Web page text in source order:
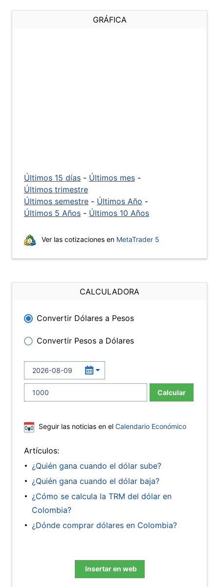
GRÁFICA
Últimos 15 días - Últimos mes -
Últimos trimestre
Últimos semestre - Últimos Año -
Últimos 5 Años - Últimos 10 Años
Ver las cotizaciones en MetaTrader 5
CALCULADORA
Convertir Dólares a Pesos
Convertir Pesos a Dólares
Calcular
Seguir las noticias en el Calendario Económico
Artículos:
¿Quién gana cuando el dólar sube?
¿Quién gana cuando el dólar baja?
¿Cómo se calcula la TRM del dólar en
Colombia?
¿Dónde comprar dólares en Colombia?
Insertar en web